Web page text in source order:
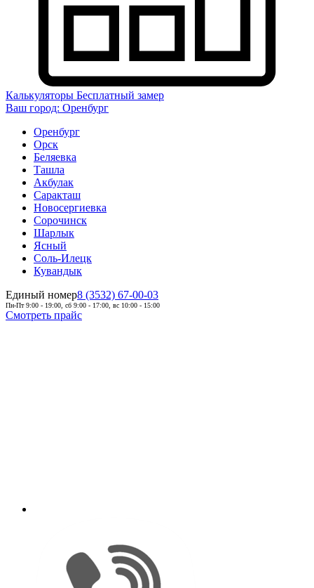
Калькуляторы Бесплатный замер
Ваш город: Оренбург
Оренбург
Орск
Беляевка
Ташла
Акбулак
Саракташ
Новосергиевка
Сорочинск
Шарлык
Ясный
Соль-Илецк
Кувандык
Единый номер8 (3532) 67-00-03
Пн-Пт 9:00 - 19:00, сб 9:00 - 17:00, вс 10:00 - 15:00
Смотреть прайс